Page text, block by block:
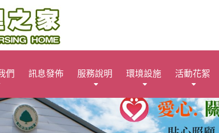
們 訊息發佈 服務說明 環境設施 活動花絮